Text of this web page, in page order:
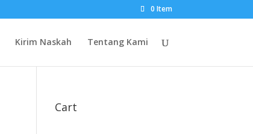
0 Item
Kirim Naskah Tentang Kami
Cart